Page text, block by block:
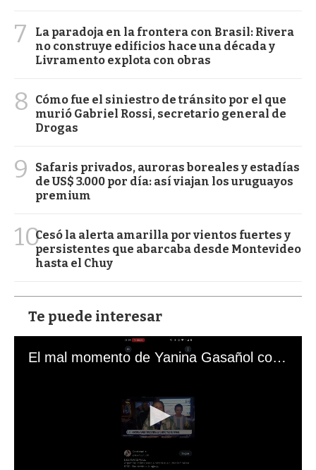
7
La paradoja en la frontera con Brasil: Rivera
no construye edificios hace una década y
Livramento explota con obras
8
Cómo fue el siniestro de tránsito por el que
murió Gabriel Rossi, secretario general de
Drogas
9
Safaris privados, auroras boreales y estadías
de US$ 3.000 por día: así viajan los uruguayos
premium
10Cesó la alerta amarilla por vientos fuertes y
persistentes que abarcaba desde Montevideo
hasta el Chuy
Te puede interesar
El mal momento de Yanina Gasañol con un hincha argentino en "Subrayado"